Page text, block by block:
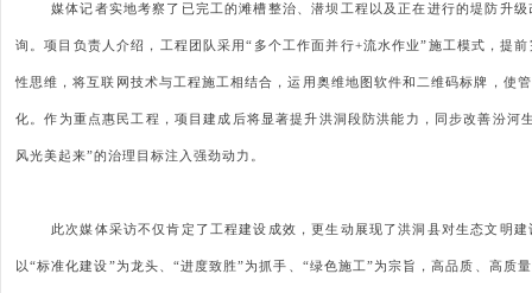
媒体记者实地考察了已完工的滩槽整治、潜坝工程以及正在进行的堤防升
询。项目负责人介绍，工程团队采用“多个工作面并行+流水作业”施工模式，提
性思维，将互联网技术与工程施工相结合，运用奥维地图软件和二维码标牌，使
化。作为重点惠民工程，项目建成后将显著提升洪洞段防洪能力，同步改善汾
风光美起来”的治理目标注入强劲动力。
此次媒体采访不仅肯定了工程建设成效，更生动展现了洪洞县对生态文明
以“标准化建设”为龙头、“进度致胜”为抓手、“绿色施工”为宗旨，高品质、高质